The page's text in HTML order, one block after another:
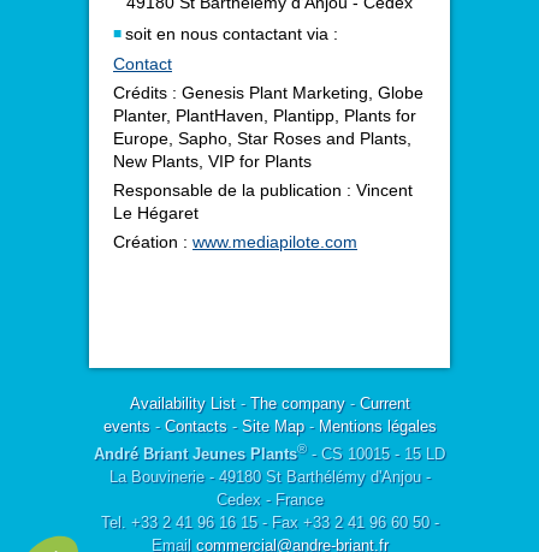
soit en nous contactant via :
Contact
Crédits : Genesis Plant Marketing, Globe
Planter, PlantHaven, Plantipp, Plants for
Europe, Sapho, Star Roses and Plants,
New Plants, VIP for Plants
Responsable de la publication : Vincent
Le Hégaret
Création : www.mediapilote.com
Availability List- The company- Current
events- Contacts- Site Map- Mentions légales
André Briant Jeunes Plants®- CS 10015 - 15 LD
La Bouvinerie - 49180 St Barthélémy d'Anjou -
Cedex - France
Tel. +33 2 41 96 16 15 - Fax +33 2 41 96 60 50 -
Email commercial@andre-briant.fr